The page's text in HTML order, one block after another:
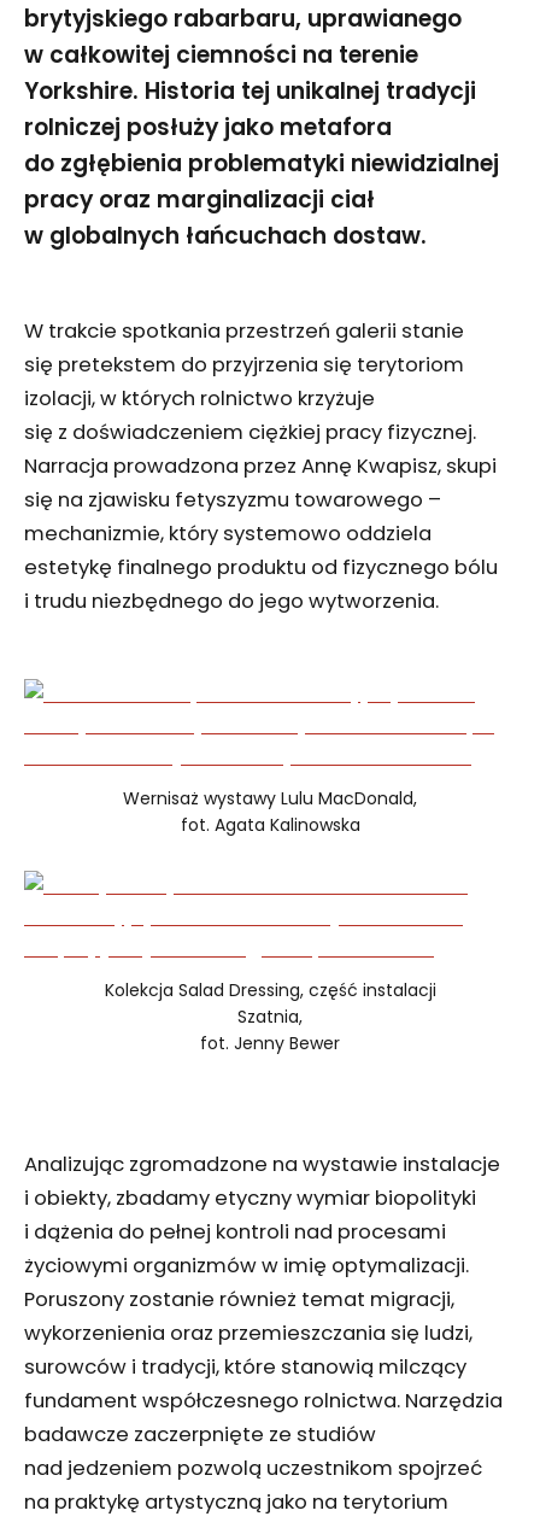
brytyjskiego rabarbaru, uprawianego
w całkowitej ciemności na terenie
Yorkshire. Historia tej unikalnej tradycji
rolniczej posłuży jako metafora
do zgłębienia problematyki niewidzialnej
pracy oraz marginalizacji ciał
w globalnych łańcuchach dostaw.
W trakcie spotkania przestrzeń galerii stanie
się pretekstem do przyjrzenia się terytoriom
izolacji, w których rolnictwo krzyżuje
się z doświadczeniem ciężkiej pracy fizycznej.
Narracja prowadzona przez Annę Kwapisz, skupi
się na zjawisku fetyszyzmu towarowego –
mechanizmie, który systemowo oddziela
estetykę finalnego produktu od fizycznego bólu
i trudu niezbędnego do jego wytworzenia.
Wernisaż wystawy Lulu MacDonald,
fot. Agata Kalinowska
Kolekcja Salad Dressing, część instalacji
Szatnia,
fot. Jenny Bewer
Analizując zgromadzone na wystawie instalacje
i obiekty, zbadamy etyczny wymiar biopolityki
i dążenia do pełnej kontroli nad procesami
życiowymi organizmów w imię optymalizacji.
Poruszony zostanie również temat migracji,
wykorzenienia oraz przemieszczania się ludzi,
surowców i tradycji, które stanowią milczący
fundament współczesnego rolnictwa. Narzędzia
badawcze zaczerpnięte ze studiów
nad jedzeniem pozwolą uczestnikom spojrzeć
na praktykę artystyczną jako na terytorium